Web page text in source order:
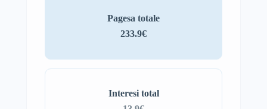
Interesi total
Pagesa totale
233.9€